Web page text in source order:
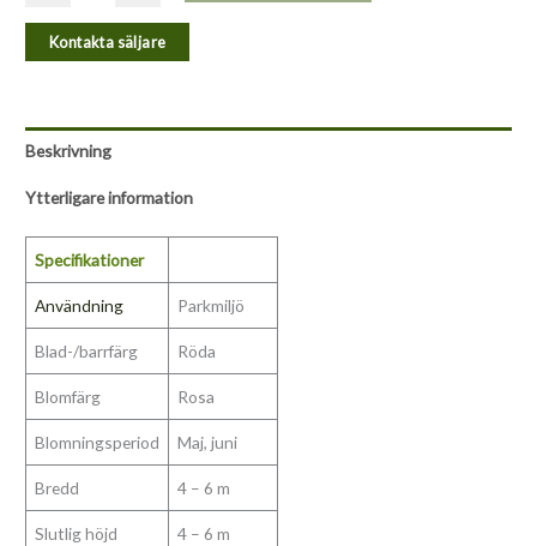
Kontakta säljare
Beskrivning
Ytterligare information
Specifikationer
Användning Parkmiljö
Blad-/barrfärg Röda
Blomfärg Rosa
Blomningsperiod Maj, juni
Bredd 4 – 6 m
Slutlig höjd 4 – 6 m